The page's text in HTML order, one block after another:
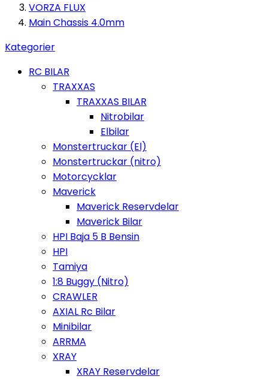
VORZA FLUX
Main Chassis 4.0mm
Kategorier
RC BILAR
TRAXXAS
TRAXXAS BILAR
Nitrobilar
Elbilar
Monstertruckar (El)
Monstertruckar (nitro)
Motorcycklar
Maverick
Maverick Reservdelar
Maverick Bilar
HPI Baja 5 B Bensin
HPI
Tamiya
1:8 Buggy (Nitro)
CRAWLER
AXIAL Rc Bilar
Minibilar
ARRMA
XRAY
XRAY Reservdelar